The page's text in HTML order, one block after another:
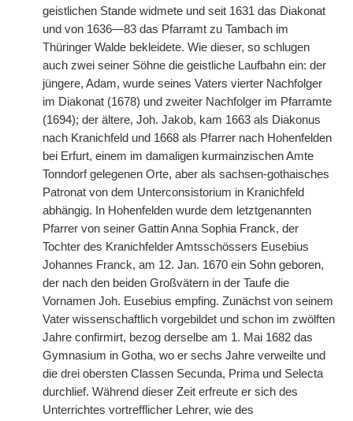
geistlichen Stande widmete und seit 1631 das Diakonat
und von 1636—83 das Pfarramt zu Tambach im
Thüringer Walde bekleidete. Wie dieser, so schlugen
auch zwei seiner Söhne die geistliche Laufbahn ein: der
jüngere, Adam, wurde seines Vaters vierter Nachfolger
im Diakonat (1678) und zweiter Nachfolger im Pfarramte
(1694); der ältere, Joh. Jakob, kam 1663 als Diakonus
nach Kranichfeld und 1668 als Pfarrer nach Hohenfelden
bei Erfurt, einem im damaligen kurmainzischen Amte
Tonndorf gelegenen Orte, aber als sachsen-gothaisches
Patronat von dem Unterconsistorium in Kranichfeld
abhängig. In Hohenfelden wurde dem letztgenannten
Pfarrer von seiner Gattin Anna Sophia Franck, der
Tochter des Kranichfelder Amtsschössers Eusebius
Johannes Franck, am 12. Jan. 1670 ein Sohn geboren,
der nach den beiden Großvätern in der Taufe die
Vornamen Joh. Eusebius empfing. Zunächst von seinem
Vater wissenschaftlich vorgebildet und schon im zwölften
Jahre confirmirt, bezog derselbe am 1. Mai 1682 das
Gymnasium in Gotha, wo er sechs Jahre verweilte und
die drei obersten Classen Secunda, Prima und Selecta
durchlief. Während dieser Zeit erfreute er sich des
Unterrichtes vortrefflicher Lehrer, wie des